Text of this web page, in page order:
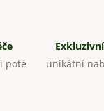
poté
unikátní